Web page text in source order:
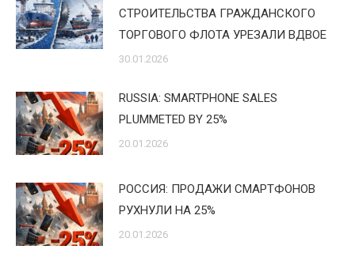
СТРОИТЕЛЬСТВА ГРАЖДАНСКОГО
ТОРГОВОГО ФЛОТА УРЕЗАЛИ ВДВОЕ
30.01.2026
RUSSIA: SMARTPHONE SALES
PLUMMETED BY 25%
20.01.2026
РОССИЯ: ПРОДАЖИ СМАРТФОНОВ
РУХНУЛИ НА 25%
20.01.2026